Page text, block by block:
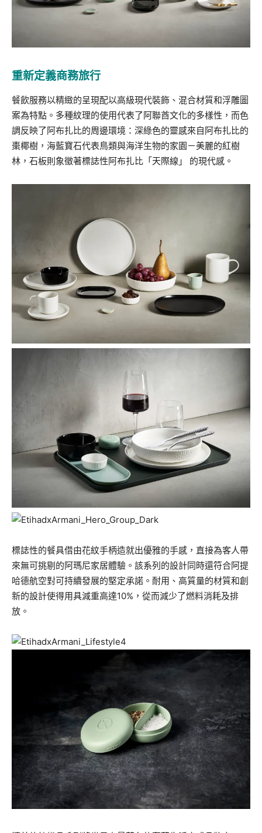
重新定義商務旅行
餐飲服務以精緻的呈現配以高級現代裝飾、混合材質和浮雕圖
案為特點。多種紋理的使用代表了阿聯酋文化的多樣性，而色
調反映了阿布扎比的周邊環境：深綠色的靈感來自阿布扎比的
棗椰樹，海藍寶石代表鳥類與海洋生物的家園－美麗的紅樹
林，石板則象徵著標誌性阿布扎比「天際線」 的現代感。
標誌性的餐具借由花紋手柄造就出優雅的手感，直接為客人帶
來無可挑剔的阿瑪尼家居體驗。該系列的設計同時還符合阿提
哈德航空對可持續發展的堅定承諾。耐用、高質量的材質和創
新的設計使得用具減重高達10%，從而減少了燃料消耗及排
放。